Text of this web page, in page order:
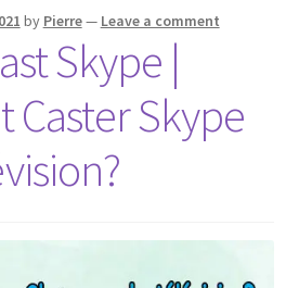
by Pierre— Leave a comment
Skype |
Caster Skype